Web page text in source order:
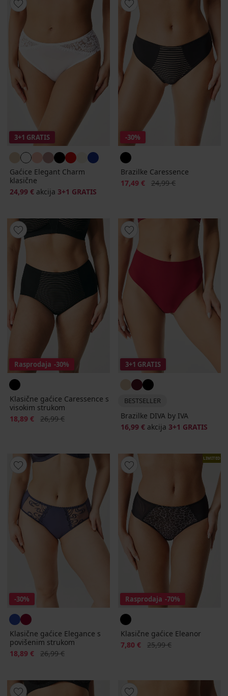
3+1 GRATIS
Gaćice Elegant Charm
klasične
24,99 € akcija 3+1 GRATIS
-30%
Brazilke Caressence
Popust
17,49 € Prvobitna cijena
24,99 €
Rasprodaja -30%
Klasične gaćice Caressence s
visokim strukom
Popust
18,89 € Prvobitna cijena
26,99 €
3+1 GRATIS
BESTSELLER
Brazilke DIVA by IVA
16,99 € akcija 3+1 GRATIS
-30%
Klasične gaćice Elegance s
povišenim strukom
Popust
18,89 € Prvobitna cijena
26,99 €
LIMITED
Rasprodaja -70%
Klasične gaćice Eleanor
Popust
7,80 € Prvobitna cijena
25,99 €